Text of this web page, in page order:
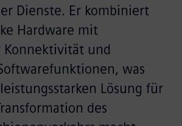
Dienste. Er kombiniert
Hardware mit
Konnektivität und
was
Lösung für
des